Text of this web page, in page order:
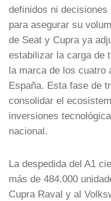
definidos ni
para asegurar su
de Seat y Cupra ya
estabilizar la carga de
la marca de los cuatro
España. Esta fase de
consolidar el
inversiones
nacional.
La despedida del A1
más de 484.000
Cupra Raval y al